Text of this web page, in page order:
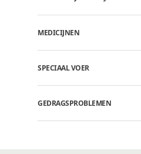
MEDICIJNEN
SPECIAAL VOER
GEDRAGSPROBLEMEN